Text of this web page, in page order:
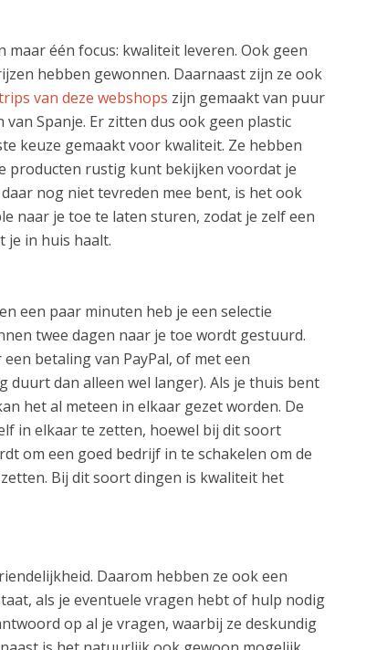
maar één focus: kwaliteit leveren. Ook geen
hebben gewonnen. Daarnaast zijn ze ook
van deze webshops zijn gemaakt van puur
Spanje. Er zitten dus ook geen plastic
keuze gemaakt voor kwaliteit. Ze hebben
producten rustig kunt bekijken voordat je
nog niet tevreden mee bent, is het ook
naar je toe te laten sturen, zodat je zelf een
je in huis haalt.
een paar minuten heb je een selectie
twee dagen naar je toe wordt gestuurd.
betaling van PayPal, of met een
duurt dan alleen wel langer). Als je thuis bent
het al meteen in elkaar gezet worden. De
in elkaar te zetten, hoewel bij dit soort
om een goed bedrijf in te schakelen om de
Bij dit soort dingen is kwaliteit het
Daarom hebben ze ook een
als je eventuele vragen hebt of hulp nodig
op al je vragen, waarbij ze deskundig